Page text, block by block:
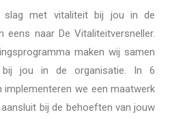
met vitaliteit bij jou in de
eens naar De Vitaliteitversneller.
maken wij samen
bij jou in de organisatie. In 6
implementeren we een maatwerk
bij de behoeften van jouw